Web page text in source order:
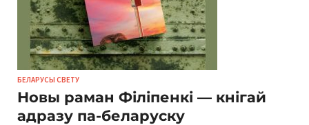
БЕЛАРУСЫ СВЕТУ
Новы раман Філіпенкі — кнігай
адразу па-беларуску